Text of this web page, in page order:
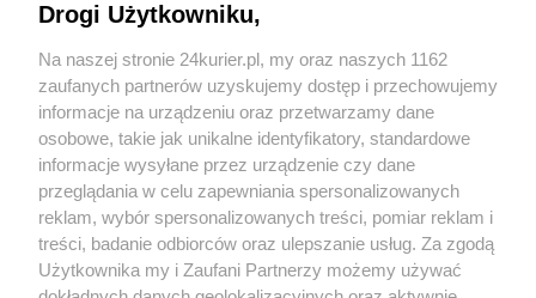
Ze sportowymi emocjami i charytatywnym
zacięciem walczyli nie tylko na boisku
Mają pomagać stale i bez kolejki
POGODA
18℃
Drogi Użytkowniku,
Na naszej stronie 24kurier.pl, my oraz naszych 1162
zaufanych partnerów uzyskujemy dostęp i przechowujemy
informacje na urządzeniu oraz przetwarzamy dane
osobowe, takie jak unikalne identyfikatory, standardowe
informacje wysyłane przez urządzenie czy dane
przeglądania w celu zapewniania spersonalizowanych
reklam, wybór spersonalizowanych treści, pomiar reklam i
treści, badanie odbiorców oraz ulepszanie usług. Za zgodą
Użytkownika my i Zaufani Partnerzy możemy używać